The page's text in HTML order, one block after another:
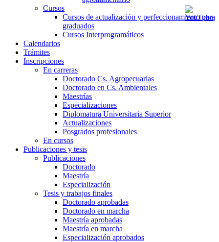
Cursos
Cursos de actualización y perfeccionamiento para
graduados
Cursos Interprogramáticos
Calendarios
Trámites
Inscripciones
En carreras
Doctorado Cs. Agropecuarias
Doctorado en Cs. Ambientales
Maestrías
Especializaciones
Diplomatura Universitaria Superior
Actualizaciones
Posgrados profesionales
En cursos
Publicaciones y tesis
Publicaciones
Doctorado
Maestría
Especialización
Tesis y trabajos finales
Doctorado aprobadas
Doctorado en marcha
Maestría aprobadas
Maestría en marcha
Especialización aprobados